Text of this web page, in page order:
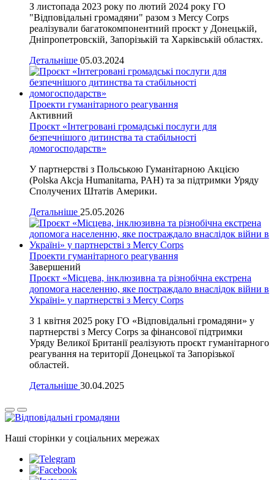
З листопада 2023 року по лютий 2024 року ГО
"Відповідальні громадяни" разом з Mercy Corps
реалізували багатокомпонентний проєкт у Донецькій,
Дніпропетровскій, Запорізькій та Харківській областях.
Детальніше 05.03.2024
Проекти гуманітарного реагування
Активний
Проєкт «Інтегровані громадські послуги для
безпечнішого дитинства та стабільності
домогосподарств»
У партнерстві з Польською Гуманітарною Акцією
(Polska Akcja Humanitarna, PAH) та за підтримки Уряду
Сполучених Штатів Америки.
Детальніше 25.05.2026
Проекти гуманітарного реагування
Завершений
Проєкт «Місцева, інклюзивна та різнобічна екстрена
допомога населенню, яке постраждало внаслідок війни в
Україні» у партнерстві з Mercy Corps
З 1 квітня 2025 року ГО «Відповідальні громадяни» у
партнерстві з Mercy Corps за фінансової підтримки
Уряду Великої Британії реалізують проєкт гуманітарного
реагування на території Донецької та Запорізької
областей.
Детальніше 30.04.2025
Наші сторінки у соціальних мережах